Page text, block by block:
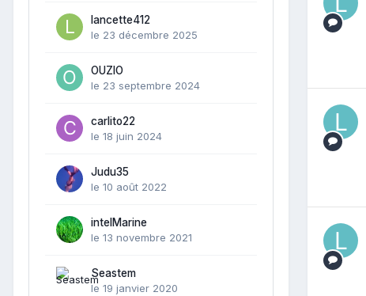
lancette412
le 23 décembre 2025
OUZIO
le 23 septembre 2024
carlito22
le 18 juin 2024
Judu35
le 10 août 2022
intelMarine
le 13 novembre 2021
Seastem
le 19 janvier 2020